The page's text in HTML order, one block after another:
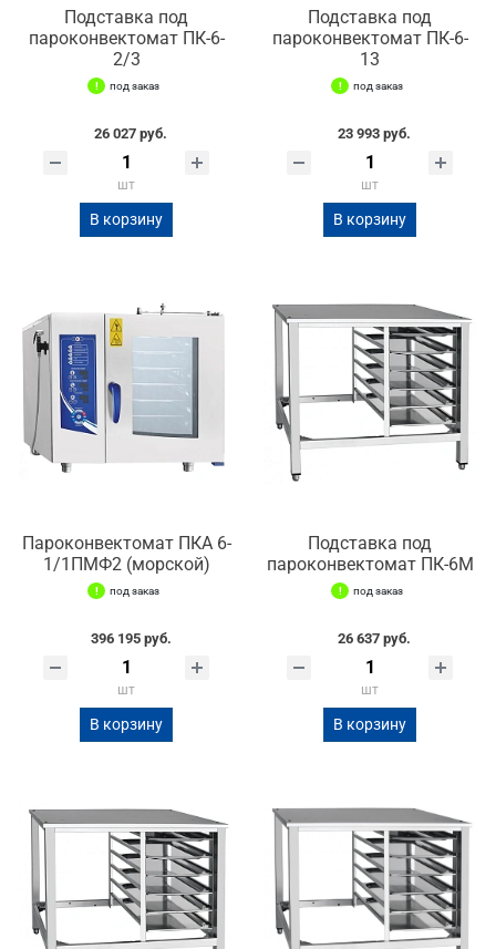
Подставка под
пароконвектомат ПК-6-
2/3
под заказ
26 027 руб.
шт
В корзину
Подставка под
пароконвектомат ПК-6-
13
под заказ
23 993 руб.
шт
В корзину
Пароконвектомат ПКА 6-
1/1ПМФ2 (морской)
под заказ
396 195 руб.
шт
В корзину
Подставка под
пароконвектомат ПК-6М
под заказ
26 637 руб.
шт
В корзину